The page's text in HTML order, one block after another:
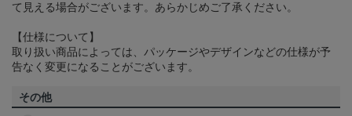
て見える場合がございます。あらかじめご了承ください。
【仕様について】
取り扱い商品によっては、パッケージやデザインなどの仕様が予
告なく変更になることがございます。
その他